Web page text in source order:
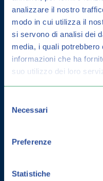
analizzare il nostro
modo in cui utilizza il
si servono di analisi dei
media, i quali
informazioni che ha
suo utilizzo dei loro
delNecessari
Preferenze
Statistiche
CURARLA E
PREVENZIONE